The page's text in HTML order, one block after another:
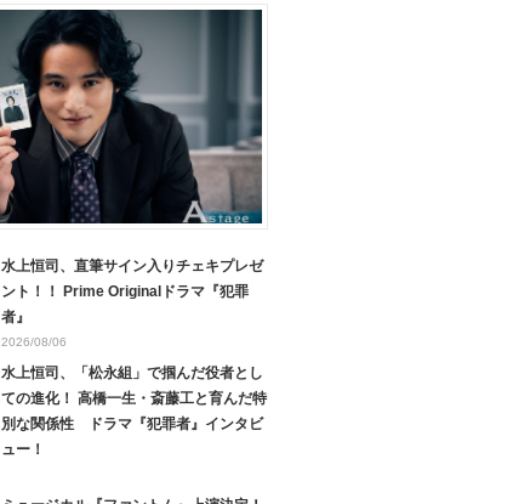
水上恒司、直筆サイン入りチェキプレゼ
ント！！ Prime Originalドラマ『犯罪
者』
2026/08/06
水上恒司、「松永組」で掴んだ役者とし
ての進化！ 高橋一生・斎藤工と育んだ特
別な関係性 ドラマ『犯罪者』インタビ
ュー！